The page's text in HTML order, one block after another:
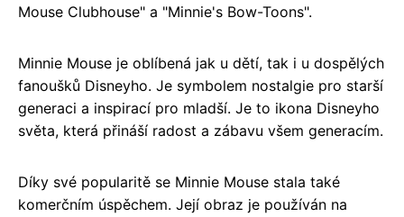
Mouse Clubhouse" a "Minnie's Bow-Toons".
Minnie Mouse je oblíbená jak u dětí, tak i u dospělých
fanoušků Disneyho. Je symbolem nostalgie pro starší
generaci a inspirací pro mladší. Je to ikona Disneyho
světa, která přináší radost a zábavu všem generacím.
Díky své popularitě se Minnie Mouse stala také
komerčním úspěchem. Její obraz je používán na